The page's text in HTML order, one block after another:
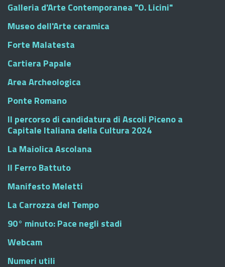
Galleria d'Arte Contemporanea "O. Licini"
Museo dell'Arte ceramica
Forte Malatesta
Cartiera Papale
Area Archeologica
Ponte Romano
Il percorso di candidatura di Ascoli Piceno a
Capitale Italiana della Cultura 2024
La Maiolica Ascolana
Il Ferro Battuto
Manifesto Meletti
La Carrozza del Tempo
90° minuto: Pace negli stadi
Webcam
Numeri utili